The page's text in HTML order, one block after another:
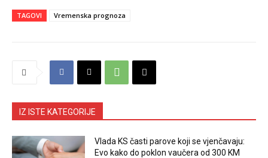
TAGOVI Vremenska prognoza
IZ ISTE KATEGORIJE
Vlada KS časti parove koji se vjenčavaju:
Evo kako do poklon vaučera od 300 KM